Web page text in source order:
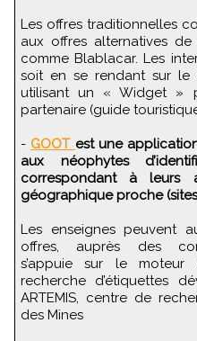
Les offres traditionnelles
aux offres alternatives
comme Blablacar. Les
soit en se rendant sur le
utilisant un « Widget »
partenaire (guide
- GOOT est une
aux néophytes
correspondant à leurs
géographique proche
Les enseignes peuvent
offres, auprès des
s’appuie sur le
recherche d’étiquettes
ARTEMIS, centre de
des Mines